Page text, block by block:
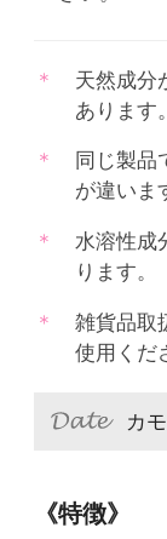
天然成分
あります。
同じ製品
が違いま
水溶性成
ります。
雑貨品取
使用くだ
カ
《特徴》